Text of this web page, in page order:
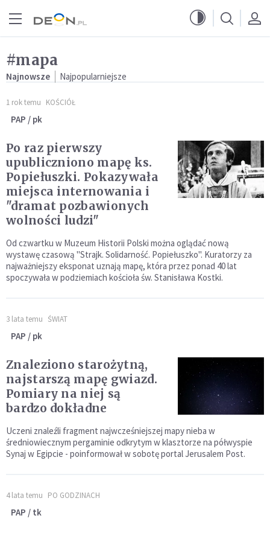
#mapa
Najnowsze Najpopularniejsze
1 rok temu KOŚCIÓŁ
PAP / pk
Po raz pierwszy
upubliczniono mapę ks.
Popiełuszki. Pokazywała
miejsca internowania i
"dramat pozbawionych
wolności ludzi"
Od czwartku w Muzeum Historii Polski można oglądać nową
wystawę czasową "Strajk. Solidarność. Popiełuszko". Kuratorzy za
najważniejszy eksponat uznają mapę, która przez ponad 40 lat
spoczywała w podziemiach kościoła św. Stanisława Kostki.
3 lata temu ŚWIAT
PAP / pk
Znaleziono starożytną,
najstarszą mapę gwiazd.
Pomiary na niej są
bardzo dokładne
Uczeni znaleźli fragment najwcześniejszej mapy nieba w
średniowiecznym pergaminie odkrytym w klasztorze na półwyspie
Synaj w Egipcie - poinformował w sobotę portal Jerusalem Post.
4 lata temu PO GODZINACH
PAP / tk